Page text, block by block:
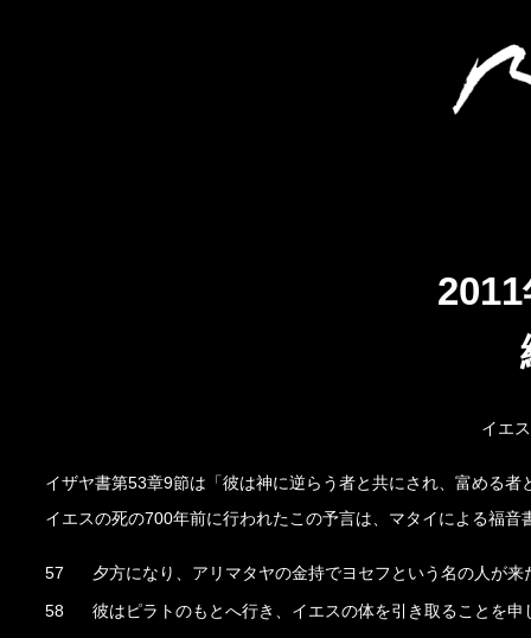
イエ
イザヤ書第53章9節は「彼は神に逆らう者と共にされ、富める
イエスの死の700年前に行われたこの予言は、マタイによる福
57
夕方になり、アリマタヤの金持でヨセフという名の人が
58
彼はピラトのもとへ行き、イエスの体を引き取ることを